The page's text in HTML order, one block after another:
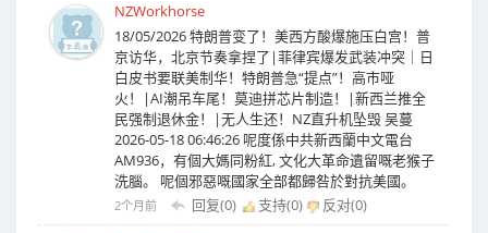
NZWorkhorse
18/05/2026 特朗普变了！美西方酸爆施压白宫！普
京访华，北京节奏拿捏了|菲律宾爆发武装冲突｜日
白皮书要联美制华！特朗普急“提点”！高市哑
火！|AI潮吊车尾！莫迪拼芯片制造！|新西兰推全
民强制退休金！|无人生还！NZ直升机坠毁 吴蔓
2026-05-18 06:46:26 呢度係中共新西蘭中文電台
AM936，有個大媽同粉紅, 文化大革命遺留嘅老猴子
洗腦。 呢個邪惡嘅國家全部都歸咎於對抗美國。
2个月前 回复(0) 支持(0) 反对(0)